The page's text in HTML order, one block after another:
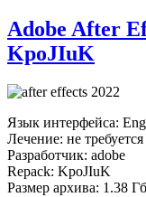
Adobe After
KpoJIuK
Язык интерфейса:
Лечение: не
Разработчик: adobe
Repack: KpoJIuK
Размер архива: 1.38 Гб